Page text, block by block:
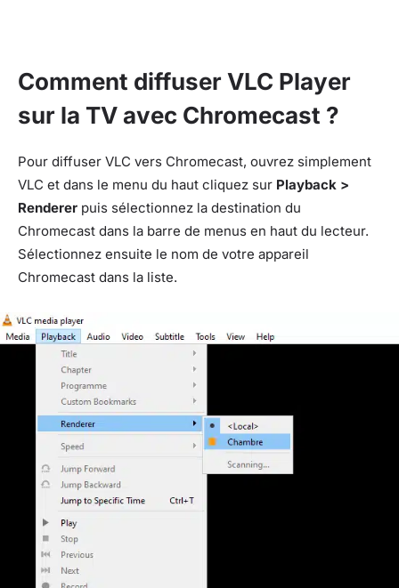
Comment diffuser VLC Player
sur la TV avec Chromecast ?
Pour diffuser VLC vers Chromecast, ouvrez simplement
VLC et dans le menu du haut cliquez sur Playback >
Renderer puis sélectionnez la destination du
Chromecast dans la barre de menus en haut du lecteur.
Sélectionnez ensuite le nom de votre appareil
Chromecast dans la liste.